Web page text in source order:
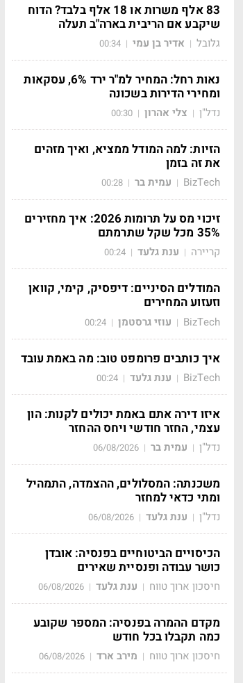
83 אלף משרות או 18 אלף בלבד? הדוח
שיקבע אם הריבית בארה"ב תעלה
גלובל | אדיר בן עמי |
00:34
נאות רחל: המחיר למ"ר ירד 6%, עסקאות
ומחירי הדירות בשכונה
נדל"ן | צלי אהרון |
00:30
הזיות: למה המודל ממציא, ואיך מזהים
את זה בזמן
BizTech
| עמית בר |
00:28
זיכוי מס על תרומות 2026: איך מחזירים
35% מכל שקל שתרמתם
קריירה | ענת גלעד |
00:24
המודלים הסיניים: דיפסיק, קימי, קוואן
וזעזוע המחירים
BizTech
| עוזי גרסטמן |
00:24
איך כותבים פרומפט טוב: מה באמת עובד
BizTech
| ענת גלעד |
00:24
איזו דירה אתם באמת יכולים לקנות: הון
עצמי, החזר חודשי ויחס ההחזר
נדל"ן | עמית בר |
06/08/2026
משכנתה: המסלולים, ההצמדה, התמהיל
ומתי כדאי למחזר
נדל"ן | ענת גלעד |
06/08/2026
הכיסויים הביטוחיים בפנסיה: אובדן
כושר עבודה ופנסיית שאירים
חיסכון ארוך טווח | ענת גלעד |
06/08/2026
מקדם ההמרה בפנסיה: המספר שקובע
כמה תקבלו בכל חודש
חיסכון ארוך טווח | מירב ארד |
06/08/2026